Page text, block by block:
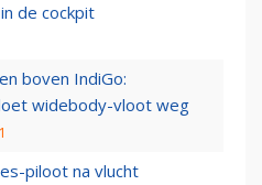
de cockpit
boven IndiGo:
widebody-vloot weg
piloot na vlucht